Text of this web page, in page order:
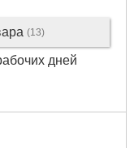
(13)
дней